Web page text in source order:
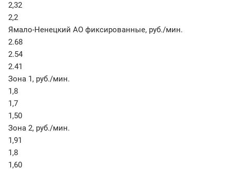
2,32
2,2
Ямало-Ненецкий АО фиксированные, руб./мин.
2.68
2.54
2.41
Зона 1, руб./мин.
1,8
1,7
1,50
Зона 2, руб./мин.
1,91
1,8
1,60